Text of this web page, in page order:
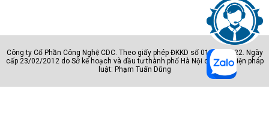
Công ty Cổ Phần Công Nghệ CDC. Theo giấy phép ĐKKD số 0105801222. Ngày
cấp 23/02/2012 do Sở kế hoạch và đầu tư thành phố Hà Nội cấp. Đại diện pháp
luật: Phạm Tuấn Dũng